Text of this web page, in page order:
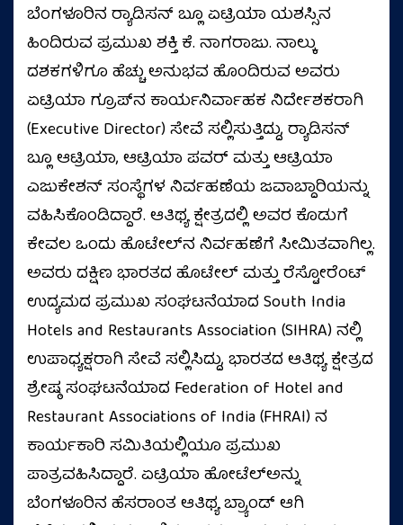
ಬೆಂಗಳೂರಿನ ರ‍್ಯಾಡಿಸನ್ ಬ್ಲೂ ಏಟ್ರಿಯಾ ಯಶಸ್ಸಿನ
ಹಿಂದಿರುವ ಪ್ರಮುಖ ಶಕ್ತಿ ಕೆ. ನಾಗರಾಜು. ನಾಲ್ಕು
ದಶಕಗಳಿಗೂ ಹೆಚ್ಚು ಅನುಭವ ಹೊಂದಿರುವ ಅವರು
ಏಟ್ರಿಯಾ ಗ್ರೂಪ್‌ನ ಕಾರ್ಯನಿರ್ವಾಹಕ ನಿರ್ದೇಶಕರಾಗಿ
(Executive Director) ಸೇವೆ ಸಲ್ಲಿಸುತ್ತಿದ್ದು, ರ‍್ಯಾಡಿಸನ್
ಬ್ಲೂ ಆಟ್ರಿಯಾ, ಆಟ್ರಿಯಾ ಪವರ್ ಮತ್ತು ಆಟ್ರಿಯಾ
ಎಜುಕೇಶನ್ ಸಂಸ್ಥೆಗಳ ನಿರ್ವಹಣೆಯ ಜವಾಬ್ದಾರಿಯನ್ನು
ವಹಿಸಿಕೊಂಡಿದ್ದಾರೆ. ಆತಿಥ್ಯ ಕ್ಷೇತ್ರದಲ್ಲಿ ಅವರ ಕೊಡುಗೆ
ಕೇವಲ ಒಂದು ಹೊಟೇಲ್‌ನ ನಿರ್ವಹಣೆಗೆ ಸೀಮಿತವಾಗಿಲ್ಲ.
ಅವರು ದಕ್ಷಿಣ ಭಾರತದ ಹೊಟೇಲ್ ಮತ್ತು ರೆಸ್ಟೋರೆಂಟ್
ಉದ್ಯಮದ ಪ್ರಮುಖ ಸಂಘಟನೆಯಾದ South India
Hotels and Restaurants Association (SIHRA) ನಲ್ಲಿ
ಉಪಾಧ್ಯಕ್ಷರಾಗಿ ಸೇವೆ ಸಲ್ಲಿಸಿದ್ದು, ಭಾರತದ ಆತಿಥ್ಯ ಕ್ಷೇತ್ರದ
ಶ್ರೇಷ್ಠ ಸಂಘಟನೆಯಾದ Federation of Hotel and
Restaurant Associations of India (FHRAI) ನ
ಕಾರ್ಯಕಾರಿ ಸಮಿತಿಯಲ್ಲಿಯೂ ಪ್ರಮುಖ
ಪಾತ್ರವಹಿಸಿದ್ದಾರೆ. ಏಟ್ರಿಯಾ ಹೋಟೆಲ್ಅನ್ನು
ಬೆಂಗಳೂರಿನ ಹೆಸರಾಂತ ಆತಿಥ್ಯ ಬ್ರ್ಯಾಂಡ್ ಆಗಿ